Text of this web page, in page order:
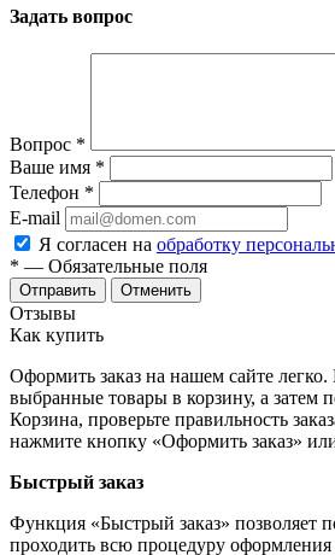
Задать вопрос
Вопрос *
Ваше имя *
Телефон *
E-mail
Я согласен на обработку
* — Обязательные поля
Отменить
Отзывы
Как купить
Оформить заказ на нашем сайте легко.
выбранные товары в корзину, а затем
Корзина, проверьте правильность
нажмите кнопку «Оформить заказ»
Быстрый заказ
Функция «Быстрый заказ» позволяет
проходить всю процедуру оформления